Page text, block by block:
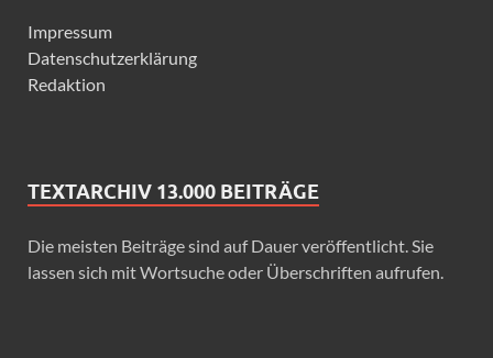
Impressum
Datenschutzerklärung
Redaktion
TEXTARCHIV 13.000 BEITRÄGE
Die meisten Beiträge sind auf Dauer veröffentlicht. Sie
lassen sich mit Wortsuche oder Überschriften aufrufen.